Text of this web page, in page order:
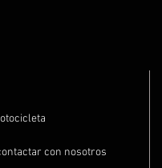
con nosotros